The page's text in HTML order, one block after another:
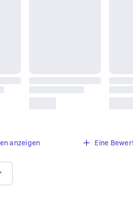
anzeigen Eine